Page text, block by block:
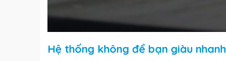
Hệ thống không để bạn giàu